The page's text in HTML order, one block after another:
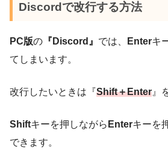
Discordで改行する方法
PC版の 『 Discord 』 では、 Enterキ
てしまいます。
改行したいときは『Shift＋Enter 』
Shiftキーを押しながら Enterキーを
できます。